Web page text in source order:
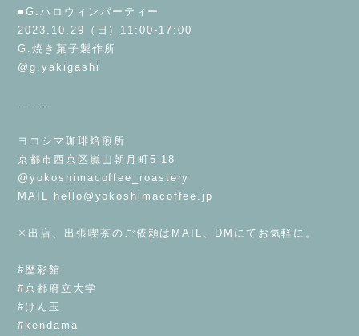
■G.ハロウィンパーティー
2023.10.29（日）11:00-17:00
G.焼き菓子製作所
@g.yakigashi
ヨコシマ珈琲焙煎所
京都市西京区嵐山朝月町5-18
@yokoshimacoffee_roastery
MAIL
hello@yokoshimacoffee.jp
✳︎出店、出張喫茶のご依頼はMAIL、DMにてお気軽に。
#歴彩館
#京都府立大学
#けん玉
#kendama